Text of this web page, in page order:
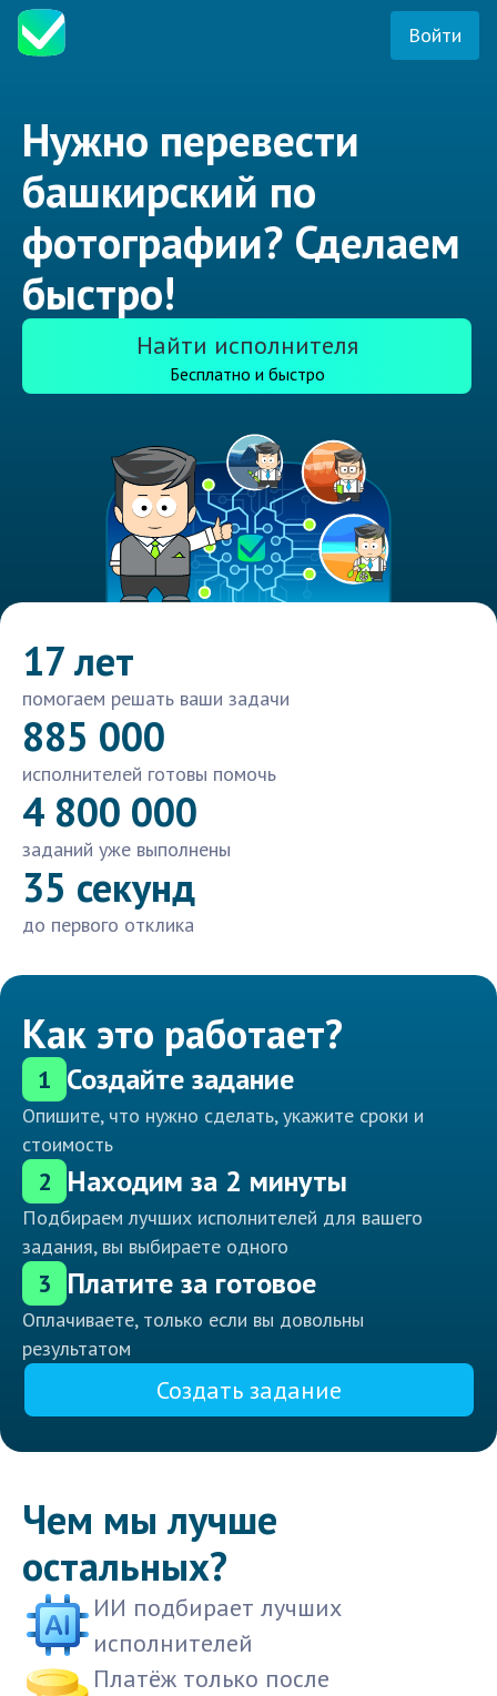
Войти
Нужно перевести
башкирский по
фотографии? Сделаем
быстро!
Найти исполнителя
Бесплатно и быстро
17 лет
помогаем решать ваши задачи
885 000
исполнителей готовы помочь
4 800 000
заданий уже выполнены
35 секунд
до первого отклика
Как это работает?
1 Создайте задание
Опишите, что нужно сделать, укажите сроки и
стоимость
2 Находим за 2 минуты
Подбираем лучших исполнителей для вашего
задания, вы выбираете одного
3 Платите за готовое
Оплачиваете, только если вы довольны
результатом
Создать задание
Чем мы лучше
остальных?
ИИ подбирает лучших
исполнителей
Платёж только после